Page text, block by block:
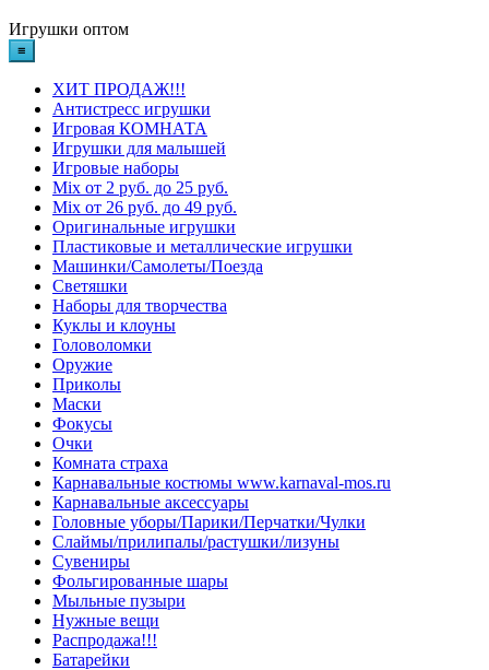
Игрушки оптом
≡
ХИТ ПРОДАЖ!!!
Антистресс игрушки
Игровая КОМНАТА
Игрушки для малышей
Игровые наборы
Mix от 2 руб. до 25 руб.
Mix от 26 руб. до 49 руб.
Оригинальные игрушки
Пластиковые и металлические игрушки
Машинки/Самолеты/Поезда
Светяшки
Наборы для творчества
Куклы и клоуны
Головоломки
Оружие
Приколы
Маски
Фокусы
Очки
Комната страха
Карнавальные костюмы www.karnaval-mos.ru
Карнавальные аксессуары
Головные уборы/Парики/Перчатки/Чулки
Слаймы/прилипалы/растушки/лизуны
Сувениры
Фольгированные шары
Мыльные пузыри
Нужные вещи
Распродажа!!!
Батарейки